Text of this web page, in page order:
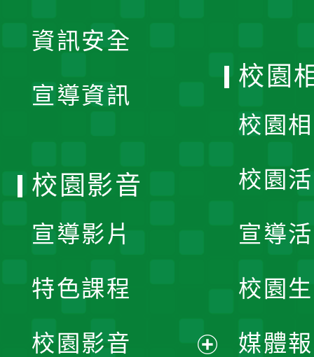
資訊安全
宣導資訊
校園
校園
校園
宣導
校園
媒體
校園影音
宣導影片
特色課程
校園影音